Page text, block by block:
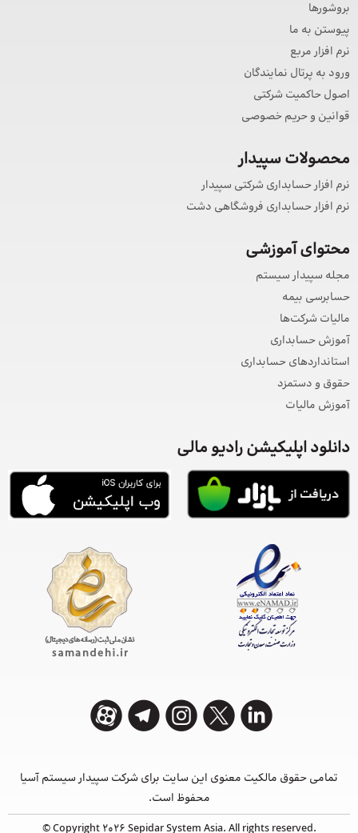
بروشورها
پیوستن به ما
نرم افزار مربع
ورود به پرتال نمایندگان
اصول حاکمیت شرکتی
قوانین و حریم خصوصی
محصولات سپیدار
نرم افزار حسابداری شرکتی سپیدار
نرم افزار حسابداری فروشگاهی دشت
محتوای آموزشی
مجله سپیدار سیستم
حسابرسی بیمه
مالیات شرکت‌ها
آموزش حسابداری
استانداردهای حسابداری
حقوق و دستمزد
آموزش مالیات
دانلود اپلیکیشن رادیو مالی
تمامی حقوق مالکیت معنوی این ‌سایت برای شرکت سپیدار سیستم آسیا
محفوظ است.
© Copyright 2026 Sepidar System Asia. All rights reserved.